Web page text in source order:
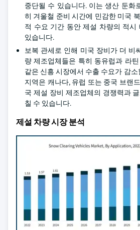
중단될 수 있습니다. 이는 생산 둔화
히 겨울철 준비 시간에 민감한 미국
적 수요 기간 동안 제설 차량의 적시
있습니다.
보복 관세로 인해 미국 장비가 더 비
량 제조업체들은 특히 동유럽과 라
같은 신흥 시장에서 수출 수요가 감소
지역은 캐나다, 유럽 또는 중국 브랜
국 제설 장비 제조업체의 경쟁력과
칠 수 있습니다.
제설 차량 시장 분석